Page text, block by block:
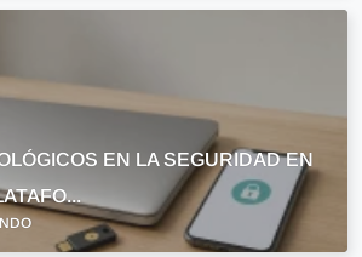
EN LA SEGURIDAD EN